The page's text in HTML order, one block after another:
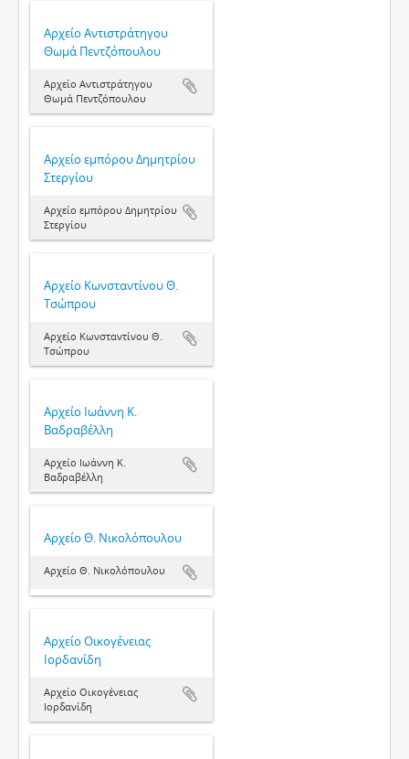
Αρχείο Αντιστράτηγου
Θωμά Πεντζόπουλου
Αρχείο Αντιστράτηγου
Θωμά Πεντζόπουλου
Αρχείο εμπόρου Δημητρίου
Στεργίου
Αρχείο εμπόρου Δημητρίου
Στεργίου
Αρχείο Κωνσταντίνου Θ.
Τσώπρου
Αρχείο Κωνσταντίνου Θ.
Τσώπρου
Αρχείο Ιωάννη Κ.
Βαδραβέλλη
Αρχείο Ιωάννη Κ.
Βαδραβέλλη
Αρχείο Θ. Νικολόπουλου
Αρχείο Θ. Νικολόπουλου
Αρχείο Οικογένειας
Ιορδανίδη
Αρχείο Οικογένειας
Ιορδανίδη